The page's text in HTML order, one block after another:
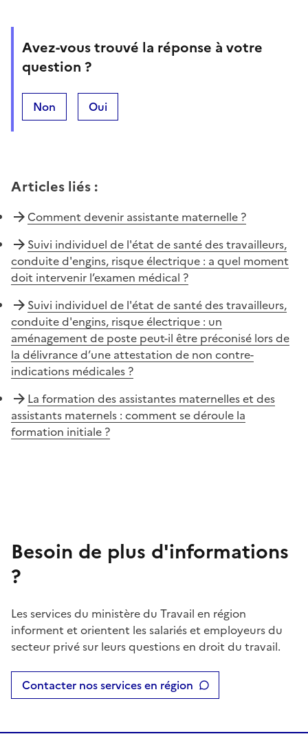
Avez-vous trouvé la réponse à votre
question ?
Non Oui
Articles liés :
Comment devenir assistante maternelle ?
Suivi individuel de l'état de santé des travailleurs,
conduite d'engins, risque électrique : a quel moment
doit intervenir l’examen médical ?
Suivi individuel de l'état de santé des travailleurs,
conduite d'engins, risque électrique : un
aménagement de poste peut-il être préconisé lors de
la délivrance d’une attestation de non contre-
indications médicales ?
La formation des assistantes maternelles et des
assistants maternels : comment se déroule la
formation initiale ?
Besoin de plus d'informations
?
Les services du ministère du Travail en région
informent et orientent les salariés et employeurs du
secteur privé sur leurs questions en droit du travail.
Contacter nos services en région